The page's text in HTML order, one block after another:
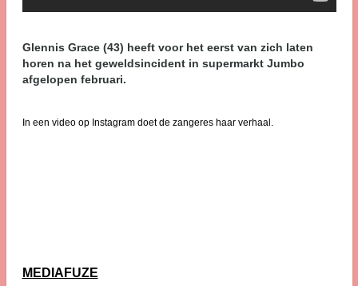
Glennis Grace (43) heeft voor het eerst van zich laten
horen na het geweldsincident in supermarkt Jumbo
afgelopen februari.
In een video op Instagram doet de zangeres haar verhaal.
MEDIAFUZE